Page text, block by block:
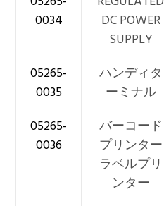
0034
DC POWER
SUPPLY
05265-
0035
ハンディタ
ーミナル
05265-
0036
バーコード
プリンター
ラベルプリ
ンター